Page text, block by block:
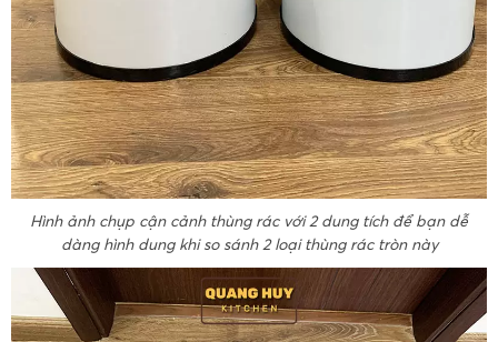
Hình ảnh chụp cận cảnh thùng rác với 2 dung tích để bạn dễ
dàng hình dung khi so sánh 2 loại thùng rác tròn này